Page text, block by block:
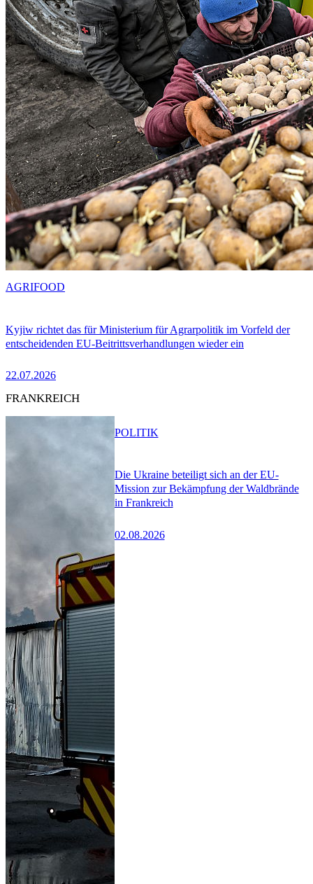
Kyjiw richtet das für Ministerium für Agrarpolitik im Vorfeld der
entscheidenden EU-Beitrittsverhandlungen wieder ein
22.07.2026
AGRIFOOD
FRANKREICH
Die Ukraine beteiligt sich an der EU-
Mission zur Bekämpfung der Waldbrände
in Frankreich
02.08.2026
POLITIK